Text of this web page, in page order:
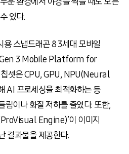
있다.
용 스냅드래곤8 3세대 모바일
3 Mobile Platform for
셋은CPU, GPU, NPU(Neural
AI 프로세싱을 최적화하는 등
림이나 화질 저하를 줄였다.또한,
Engine)’이 이미지
결과물을 제공한다.